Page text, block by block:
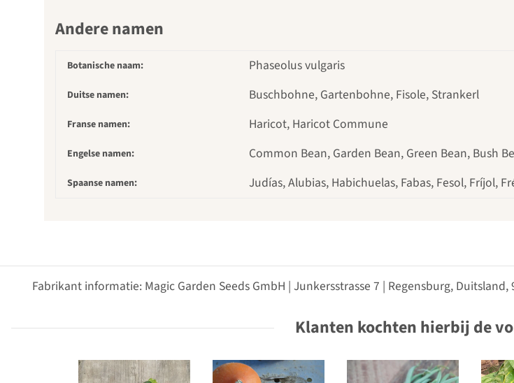
Andere namen
Botanische naam: Phaseolus vulgaris
Duitse namen: Buschbohne, Gartenbohne, Fisole, Strankerl
Franse namen: Haricot, Haricot Commune
Engelse namen: Common Bean, Garden Bean, Green Bean, Bush
Spaanse namen: Judías, Alubias, Habichuelas, Fabas, Fesol, Fríjol,
Fabrikant informatie: Magic Garden Seeds GmbH | Junkersstrasse 7 | Regensburg,
Klanten kochten hierbij de